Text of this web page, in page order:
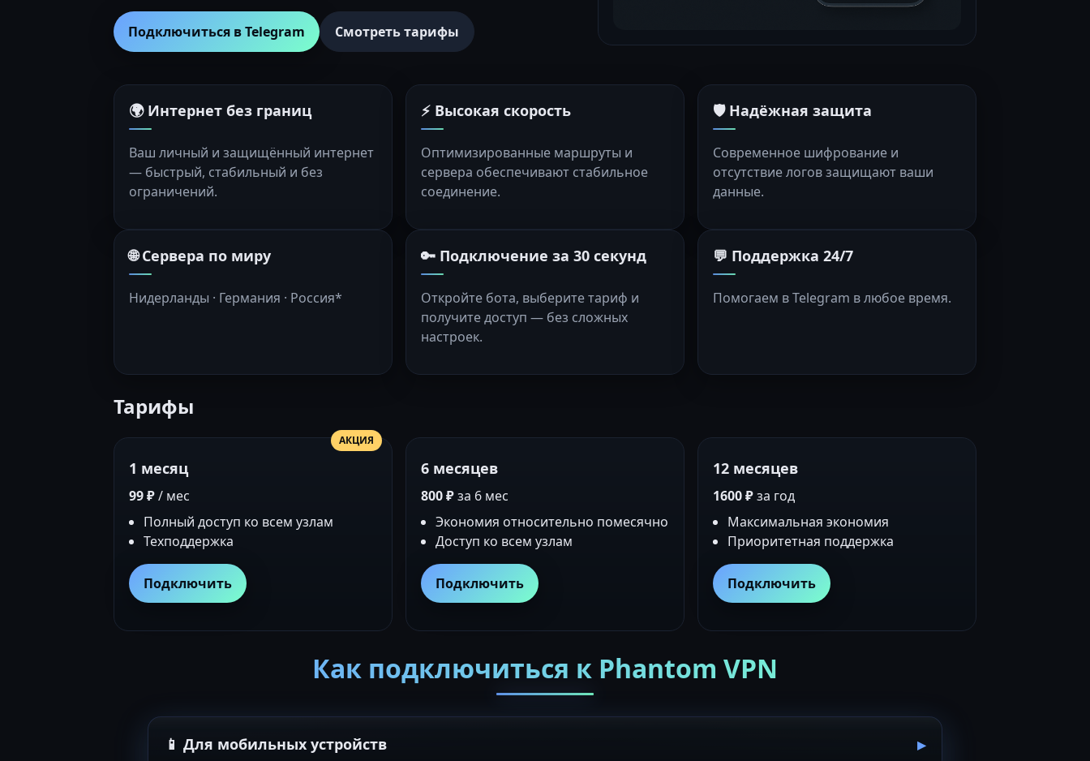
Подключиться в Telegram Смотреть тарифы
🌍 Интернет без границ
Ваш личный и защищённый интернет
— быстрый, стабильный и без
ограничений.
⚡ Высокая скорость
Оптимизированные маршруты и
сервера обеспечивают стабильное
соединение.
🛡️ Надёжная защита
Современное шифрование и
отсутствие логов защищают ваши
данные.
🌐 Сервера по миру
Нидерланды · Германия · Россия*
🔑 Подключение за 30 секунд
Откройте бота, выберите тариф и
получите доступ — без сложных
настроек.
💬 Поддержка 24/7
Помогаем в Telegram в любое время.
Тарифы
АКЦИЯ
1 месяц
99 ₽/ мес
Полный доступ ко всем узлам
Техподдержка
Подключить
6 месяцев
800 ₽за 6 мес
Экономия относительно помесячно
Доступ ко всем узлам
Подключить
12 месяцев
1600 ₽за год
Максимальная экономия
Приоритетная поддержка
Подключить
Как подключиться к Phantom VPN
📱 Для мобильных устройств